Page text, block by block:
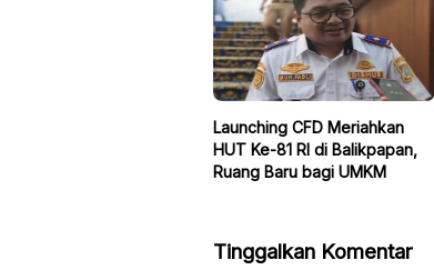
Launching CFD Meriahkan
HUT Ke-81 RI di Balikpapan,
Ruang Baru bagi UMKM
Tinggalkan Komentar